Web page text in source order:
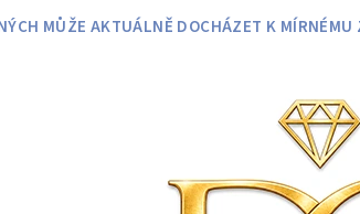
MŮŽE AKTUÁLNĚ DOCHÁZET K